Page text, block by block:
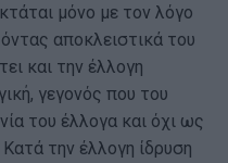
μόνο με τον λόγο
αποκλειστικά του
και την έλλογη
γεγονός που του
του έλλογα και όχι ως
την έλλογη ίδρυση